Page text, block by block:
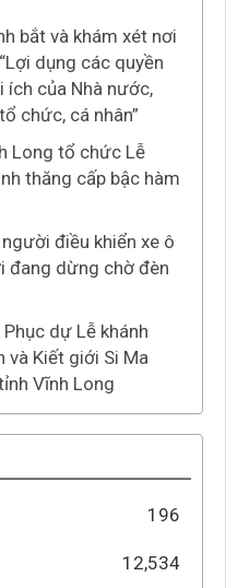
bắt và khám xét nơi
dụng các quyền
của Nhà nước,
chức, cá nhân”
Long tổ chức Lễ
thăng cấp bậc hàm
điều khiển xe ô
đang dừng chờ đèn
dự Lễ khánh
và Kiết giới Si Ma
Vĩnh Long
196
12,534